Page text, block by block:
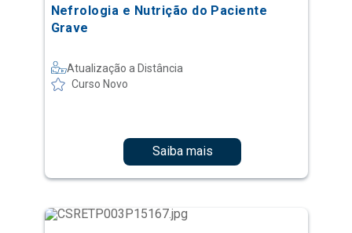
Nefrologia e Nutrição do Paciente
Grave
Atualização a Distância
Curso Novo
Saiba mais